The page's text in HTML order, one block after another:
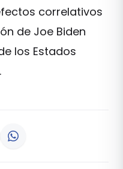
correlativos
de Joe Biden
los Estados